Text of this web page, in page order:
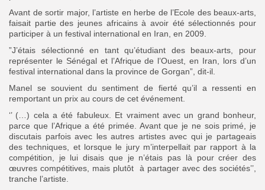
Avant de sortir major, l’artiste en herbe de l’Ecole des beaux-arts,
faisait partie des jeunes africains à avoir été sélectionnés pour
participer à un festival international en Iran, en 2009.
”J’étais sélectionné en tant qu’étudiant des beaux-arts, pour
représenter le Sénégal et l’Afrique de l’Ouest, en Iran, lors d’un
festival international dans la province de Gorgan”, dit-il.
Manel se souvient du sentiment de fierté qu’il a ressenti en
remportant un prix au cours de cet événement.
‘’ (…) cela a été fabuleux. Et vraiment avec un grand bonheur,
parce que l’Afrique a été primée. Avant que je ne sois primé, je
discutais parfois avec les autres artistes avec qui je partageais
des techniques, et lorsque le jury m’interpellait par rapport à la
compétition, je lui disais que je n’étais pas là pour créer des
œuvres compétitives, mais plutôt à partager avec des sociétés’’,
tranche l’artiste.